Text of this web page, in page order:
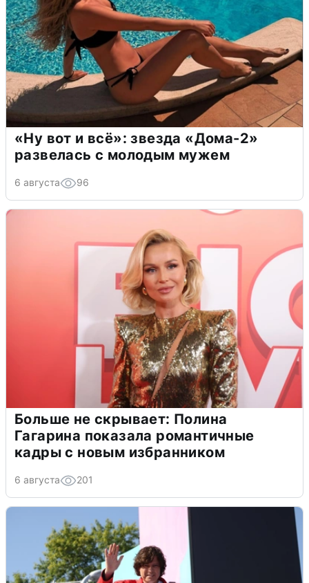
«Ну вот и всё»: звезда «Дома-2»
развелась с молодым мужем
6 августа 96
Больше не скрывает: Полина
Гагарина показала романтичные
кадры с новым избранником
6 августа 201